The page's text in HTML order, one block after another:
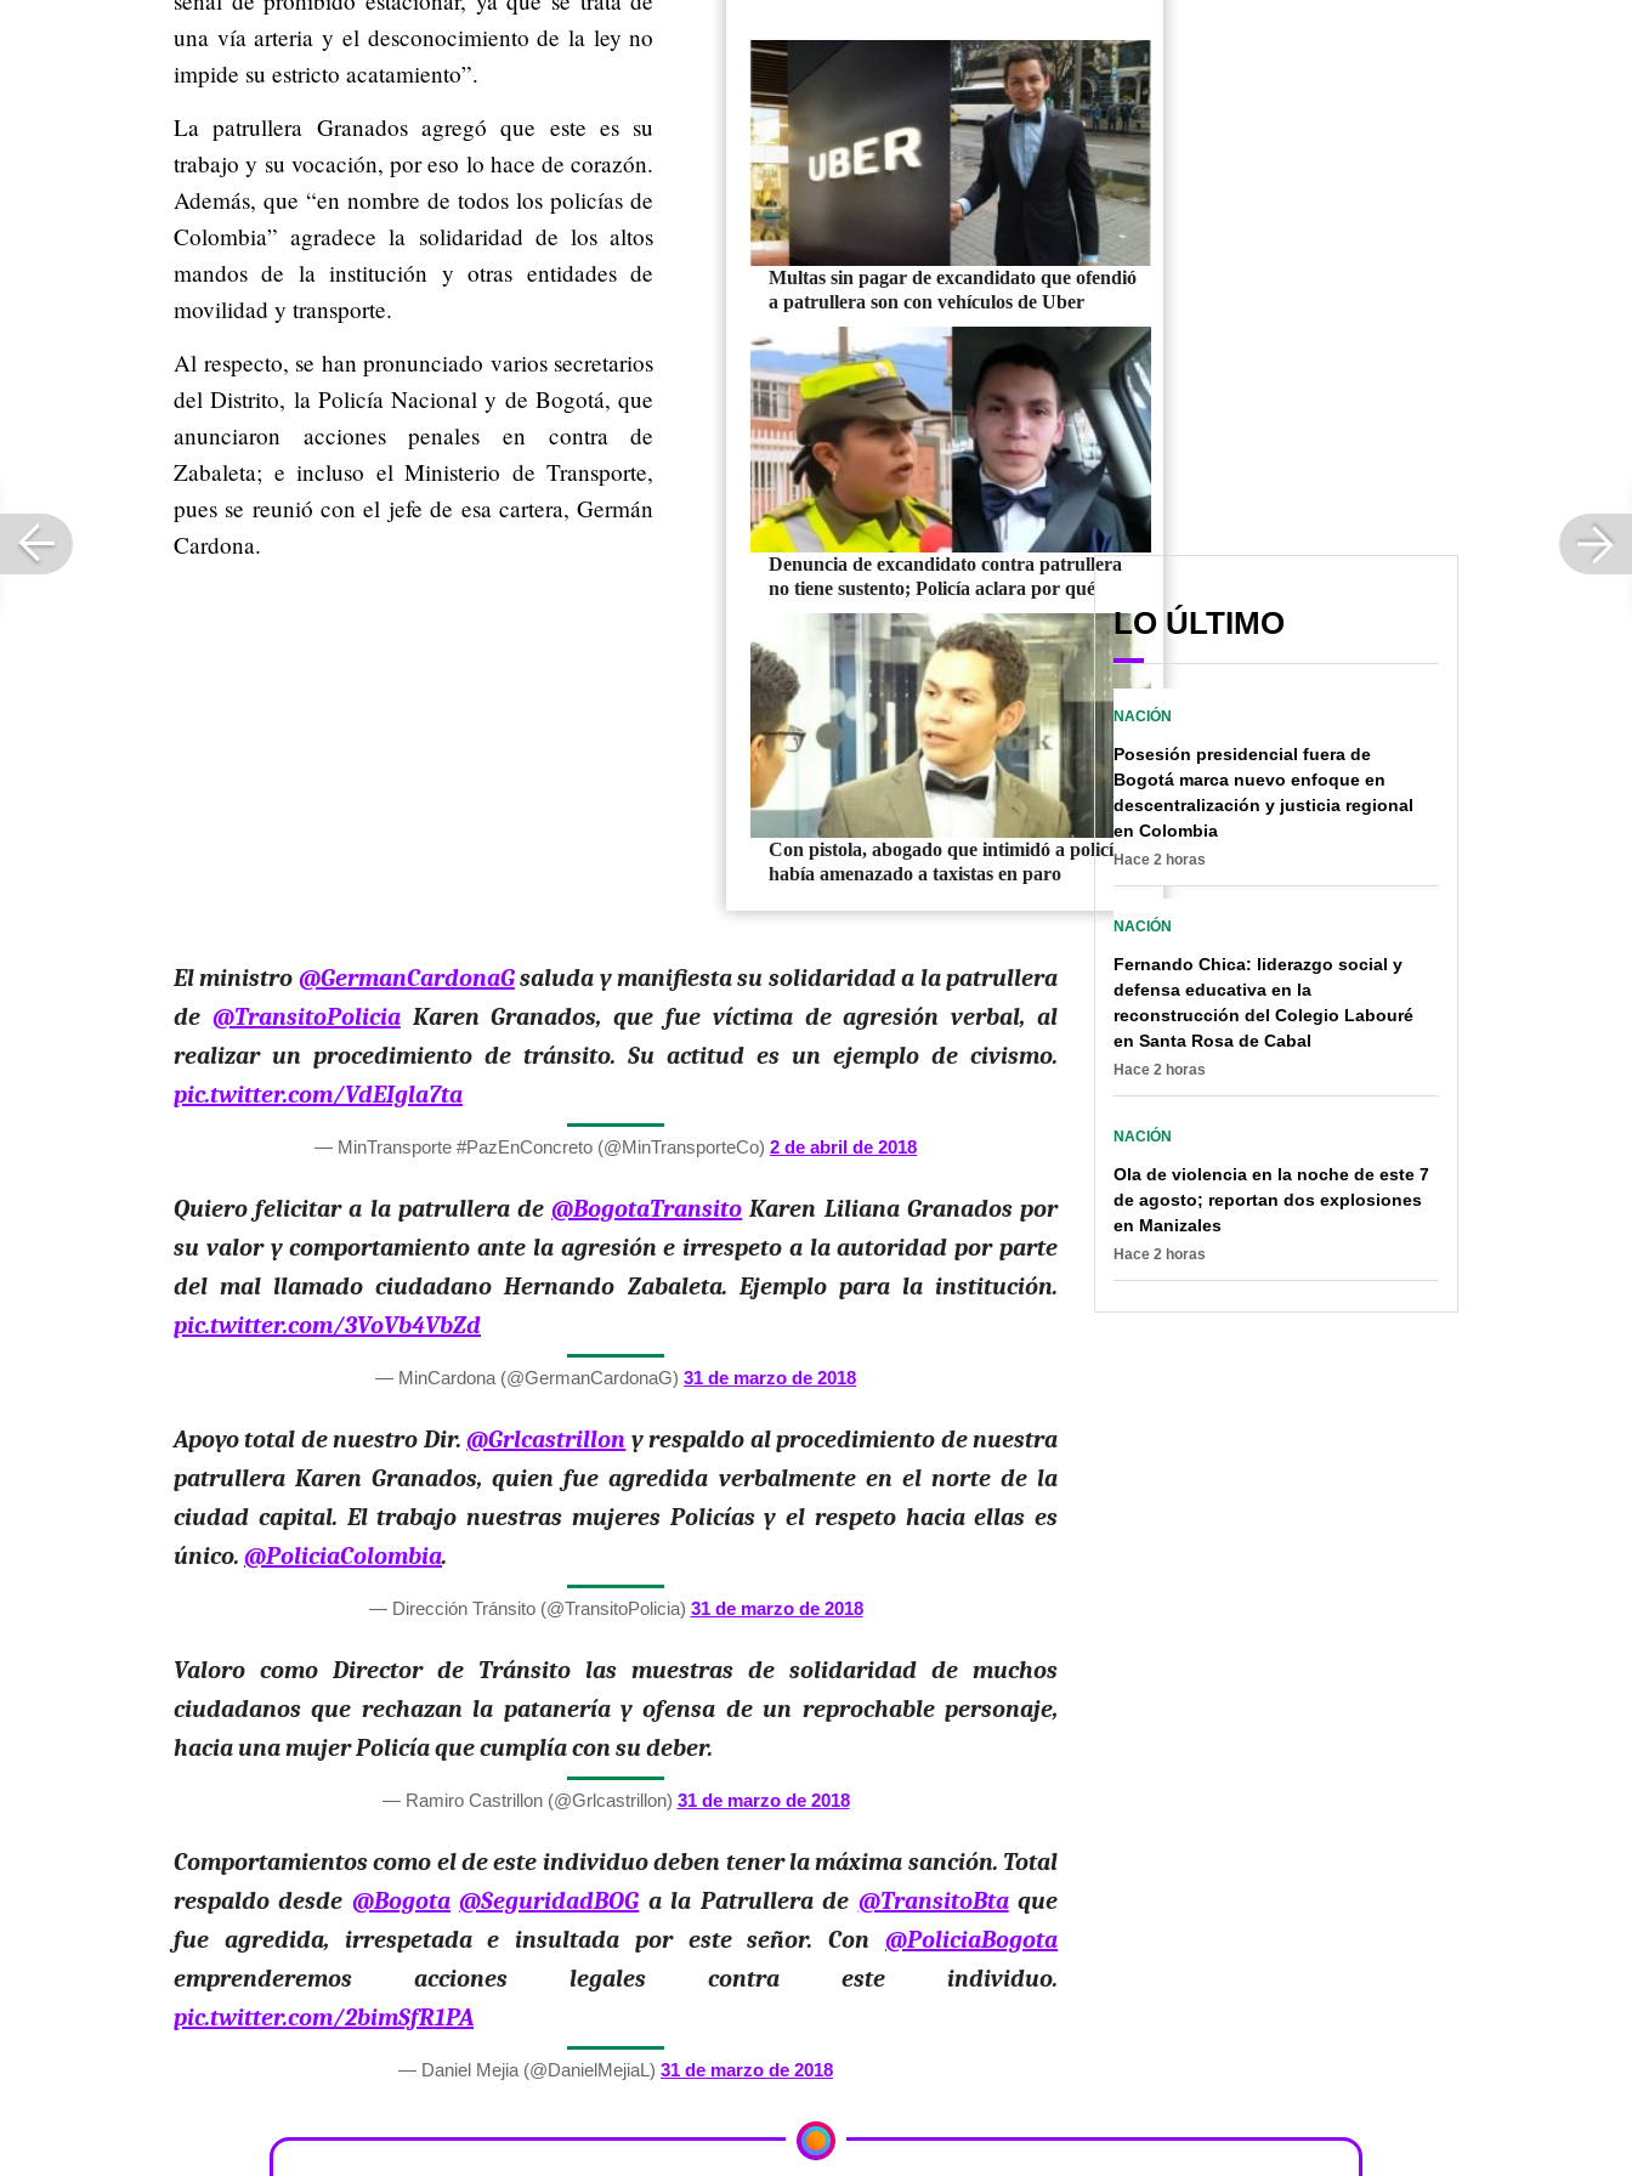
Multas sin pagar de excandidato que ofendió
a patrullera son con vehículos de Uber
Denuncia de excandidato contra patrullera
no tiene sustento; Policía aclara por qué
Con pistola, abogado que intimidó a policía
había amenazado a taxistas en paro
una vía arteria y el desconocimiento de la ley no
impide su estricto acatamiento”.
La patrullera Granados agregó que este es su
trabajo y su vocación, por eso lo hace de corazón.
Además, que “en nombre de todos los policías de
Colombia” agradece la solidaridad de los altos
mandos de la institución y otras entidades de
movilidad y transporte.
Al respecto, se han pronunciado varios secretarios
del Distrito, la Policía Nacional y de Bogotá, que
anunciaron acciones penales en contra de
Zabaleta; e incluso el Ministerio de Transporte,
pues se reunió con el jefe de esa cartera, Germán
Cardona.
El ministro @GermanCardonaGsaluda y manifiesta su solidaridad a la patrullera
de @TransitoPoliciaKaren Granados, que fue víctima de agresión verbal, al
realizar un procedimiento de tránsito. Su actitud es un ejemplo de civismo.
pic.twitter.com/VdEIgla7ta
— MinTransporte #PazEnConcreto (@MinTransporteCo) 2 de abril de 2018
Quiero felicitar a la patrullera de@BogotaTransito Karen Liliana Granados por
su valor y comportamiento ante la agresión e irrespeto a la autoridad por parte
del mal llamado ciudadano Hernando Zabaleta. Ejemplo para la institución.
pic.twitter.com/3VoVb4VbZd
— MinCardona (@GermanCardonaG) 31 de marzo de 2018
Apoyo total de nuestro Dir.@Grlcastrillon y respaldo al procedimiento de nuestra
patrullera Karen Granados, quien fue agredida verbalmente en el norte de la
ciudad capital. El trabajo nuestras mujeres Policías y el respeto hacia ellas es
único. @PoliciaColombia.
— Dirección Tránsito (@TransitoPolicia) 31 de marzo de 2018
Valoro como Director de Tránsito las muestras de solidaridad de muchos
ciudadanos que rechazan la patanería y ofensa de un reprochable personaje,
hacia una mujer Policía que cumplía con su deber.
— Ramiro Castrillon (@Grlcastrillon) 31 de marzo de 2018
Comportamientos como el de este individuo deben tener la máxima sanción. Total
respaldo desde @Bogota @SeguridadBOG a la Patrullera de @TransitoBtaque
fue agredida, irrespetada e insultada por este señor. Con @PoliciaBogota
emprenderemos acciones legales contra este individuo.
pic.twitter.com/2bimSfR1PA
— Daniel Mejia (@DanielMejiaL) 31 de marzo de 2018
LO ÚLTIMO
NACIÓN
Posesión presidencial fuera de
Bogotá marca nuevo enfoque en
descentralización y justicia regional
en Colombia
Hace 2 horas
NACIÓN
Fernando Chica: liderazgo social y
defensa educativa en la
reconstrucción del Colegio Labouré
en Santa Rosa de Cabal
Hace 2 horas
NACIÓN
Ola de violencia en la noche de este 7
de agosto; reportan dos explosiones
en Manizales
Hace 2 horas